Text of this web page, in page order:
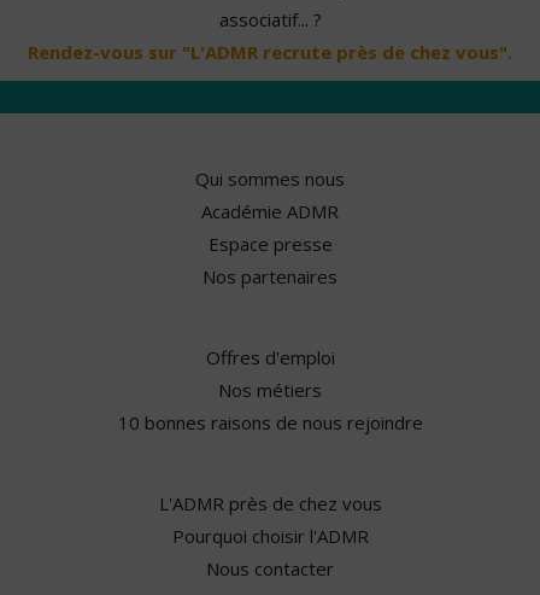
associatif... ?
Rendez-vous sur "L'ADMR recrute près de chez vous".
Qui sommes nous
Académie ADMR
Espace presse
Nos partenaires
Offres d'emploi
Nos métiers
10 bonnes raisons de nous rejoindre
L'ADMR près de chez vous
Pourquoi choisir l'ADMR
Nous contacter